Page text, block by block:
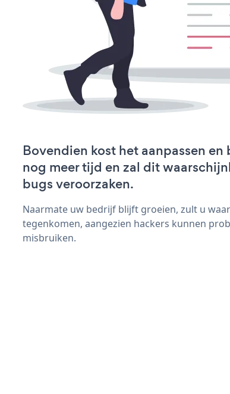
Bovendien kost het aanpassen
nog meer tijd en zal dit
bugs veroorzaken.
Naarmate uw bedrijf blijft groeien, zult u
tegenkomen, aangezien hackers kunnen
misbruiken.